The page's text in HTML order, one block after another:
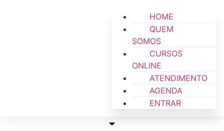
HOME
QUEM
SOMOS
CURSOS
ONLINE
ATENDIMENTO
AGENDA
ENTRAR